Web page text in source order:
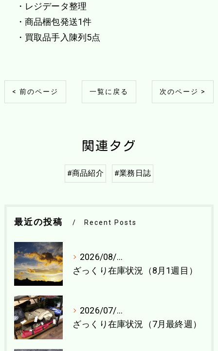
・レジデータ整理
・商品梱包発送1件
・買取品手入陳列5点
< 前のページ 一覧に戻る 次のページ >
関連タグ
#商品紹介 #業務日誌
最近の投稿 Recent Posts
2026/08/04
ざっくり在庫状況（8月1週目）
2026/07/27
ざっくり在庫状況（7月最終週）